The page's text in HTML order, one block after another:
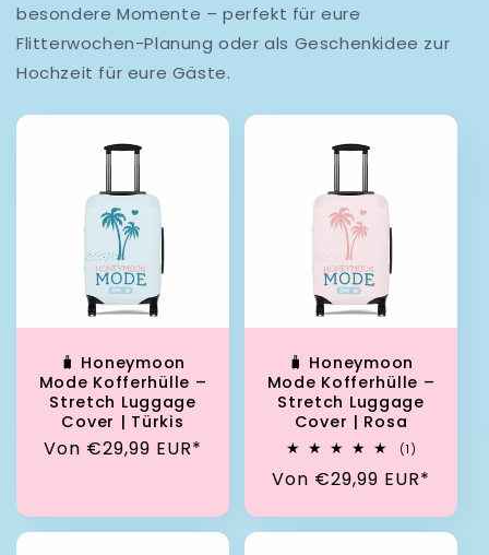
besondere Momente – perfekt für eure
Flitterwochen-Planung oder als Geschenkidee zur
Hochzeit für eure Gäste.
🧳 Honeymoon
Mode Kofferhülle –
Stretch Luggage
Cover | Türkis
Normaler Preis
Von €29,99 EUR*
🧳 Honeymoon
Mode Kofferhülle –
Stretch Luggage
Cover | Rosa
(1)
Normaler Preis
Von €29,99 EUR*